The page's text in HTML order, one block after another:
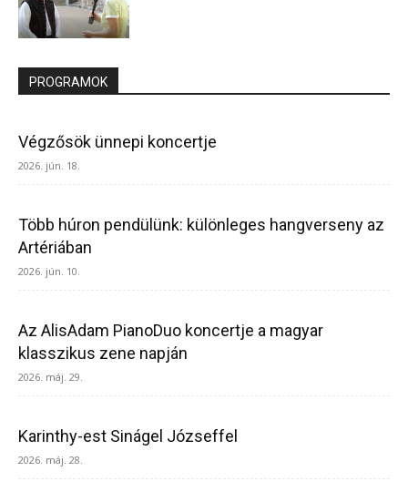
PROGRAMOK
Végzősök ünnepi koncertje
2026. jún. 18.
Több húron pendülünk: különleges hangverseny az
Artériában
2026. jún. 10.
Az AlisAdam PianoDuo koncertje a magyar
klasszikus zene napján
2026. máj. 29.
Karinthy-est Sinágel Józseffel
2026. máj. 28.